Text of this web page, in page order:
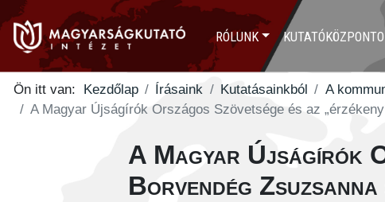
RÓLUNK
Ön itt van:
Kezdőlap Írásaink Kutatásainkból
A
A Magyar Újságírók Országos Szövetsége és az
A Magyar Újságírók
Borvendég